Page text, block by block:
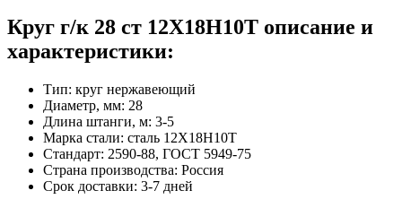
Круг г/к 28 ст 12Х18Н10Т описание и
характеристики:
Тип: круг нержавеющий
Диаметр, мм: 28
Длина штанги, м: 3-5
Марка стали: сталь 12Х18Н10Т
Стандарт: 2590-88, ГОСТ 5949-75
Страна производства: Россия
Срок доставки: 3-7 дней